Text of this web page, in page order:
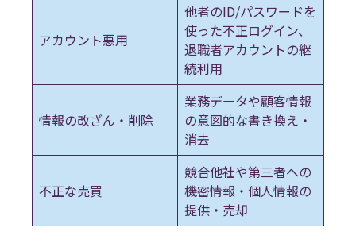
アカウント悪用
他者のID/パスワードを
使った不正ログイン、
退職者アカウントの継
続利用
情報の改ざん・削除
業務データや顧客情報
の意図的な書き換え・
消去
不正な売買
競合他社や第三者への
機密情報・個人情報の
提供・売却